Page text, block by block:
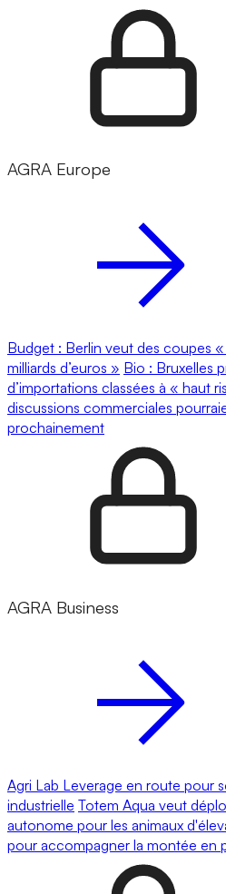
AGRA Europe
Budget : Berlin veut des coupes
milliards d’euros » Bio : Bruxelles
d’importations classées à « haut
discussions commerciales
prochainement
AGRA Business
Agri Lab Leverage en route pour
industrielle Totem Aqua veut
autonome pour les animaux
pour accompagner la montée en